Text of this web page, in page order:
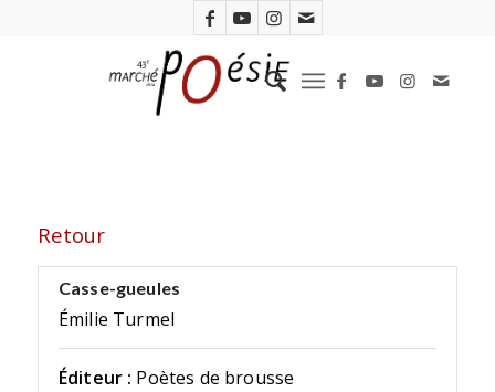
Retour
Casse-gueules
Émilie Turmel
Éditeur : Poètes de brousse